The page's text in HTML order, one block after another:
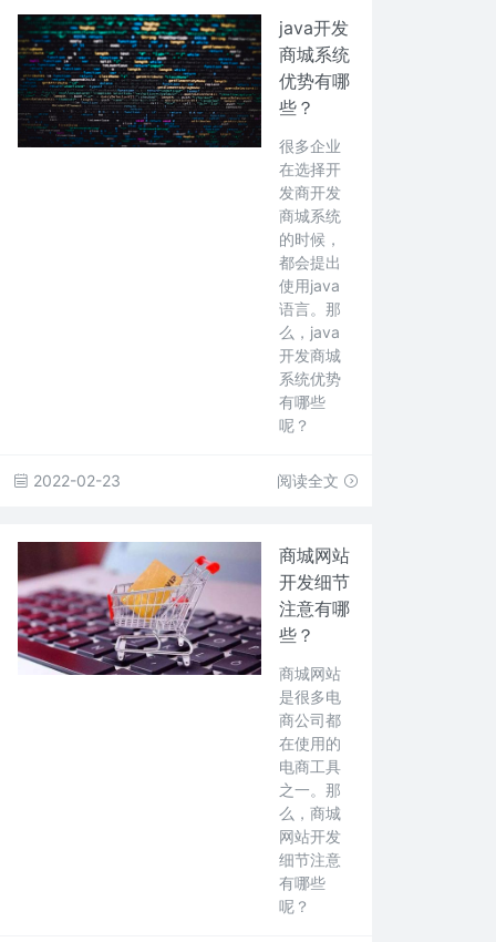
java开发
商城系统
优势有哪
些？
很多企业
在选择开
发商开发
商城系统
的时候，
都会提出
使用java
语言。那
么，java
开发商城
系统优势
有哪些
呢？
2022-02-23 阅读全文
商城网站
开发细节
注意有哪
些？
商城网站
是很多电
商公司都
在使用的
电商工具
之一。那
么，商城
网站开发
细节注意
有哪些
呢？